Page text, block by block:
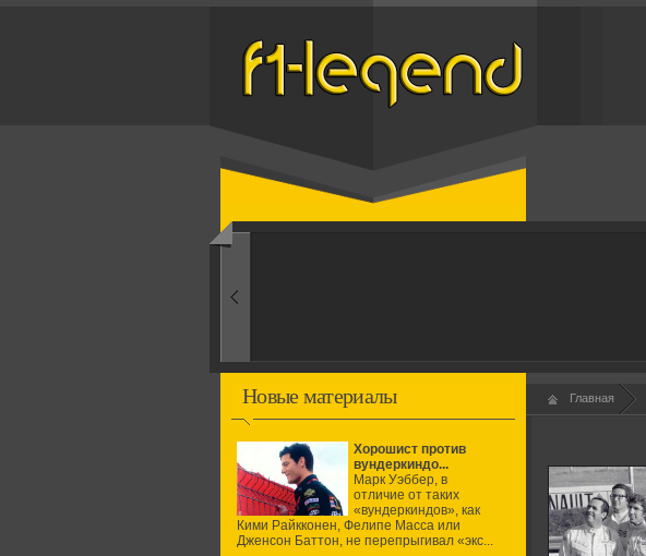
1960-ые
Новые материалы
Хорошист против
вундеркиндо...
Марк Уэббер, в
отличие от таких
«вундеркиндов», как
Кими Райкконен, Фелипе Масса или
Дженсон Баттон, не перепрыгивал «экс...
Главная